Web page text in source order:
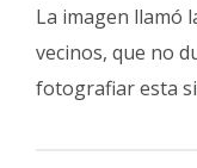
La imagen llamó
vecinos, que no
fotografiar esta